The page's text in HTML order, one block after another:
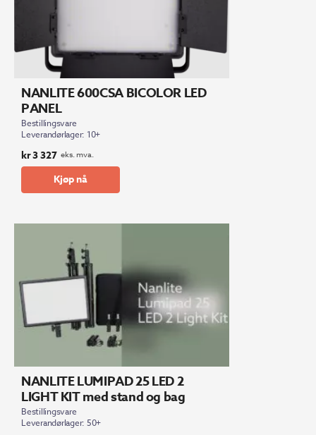
NANLITE 600CSA BICOLOR LED
PANEL
Bestillingsvare
Leverandørlager: 10+
kr3 327 eks. mva.
Kjøp nå
NANLITE LUMIPAD 25 LED 2
LIGHT KIT med stand og bag
Bestillingsvare
Leverandørlager: 50+